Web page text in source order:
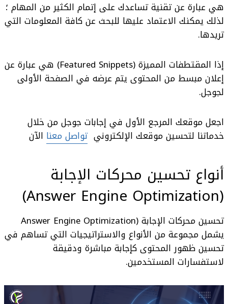
هي عبارة عن تقنية تساعدك على إتمام الكثير من المهام ؛
لذلك يمكنك الاعتماد عليها للبحث عن كافة المعلومات التي
تريدها.
إذا المقتطفات المميزة (Featured Snippets)
هي عبارة عن
إعلان مبسط من المحتوى يتم عرضه في الصفحة الأولى
لجوجل.
اجعل موقعك المرجع الأول في إجابات جوجل من خلال
خدماتنا لتحسين موقعك الإلكتروني تواصل معنا الآن
أنواع تحسين محركات الإجابة
(Answer Engine Optimization)
تحسين محركات الإجابة(Answer Engine Optimization
يشمل مجموعة من الأنواع والاستراتيجيات التي تساهم في
تحسين ظهور المحتوى كإجابة مباشرة ودقيقة
لاستفسارات المستخدمين.